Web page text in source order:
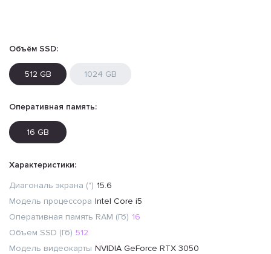
Объём SSD:
512 GB 1024 GB
Оперативная память:
16 GB
Характеристики:
Диагональ экрана (") 15.6
Модель процессора Intel Core i5
Оперативная память RAM (Гб) 16
Объем SSD (Гб) 512
Модель видеокарты NVIDIA GeForce RTX 3050